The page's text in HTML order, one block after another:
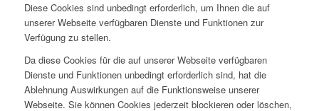
Diese Cookies sind unbedingt erforderlich, um Ihnen die auf
unserer Webseite verfügbaren Dienste und Funktionen zur
Verfügung zu stellen.
Da diese Cookies für die auf unserer Webseite verfügbaren
Dienste und Funktionen unbedingt erforderlich sind, hat die
Ablehnung Auswirkungen auf die Funktionsweise unserer
Webseite. Sie können Cookies jederzeit blockieren oder löschen,